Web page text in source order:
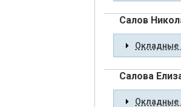
Салов
Окладные
Салова
Окладные